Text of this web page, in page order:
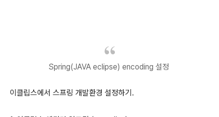
Spring(JAVA eclipse) encoding 설정
이클립스에서 스프링 개발환경 설정하기.